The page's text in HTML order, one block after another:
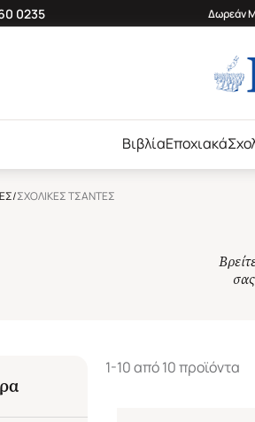
0235 Δωρεάν
ΒιβλίαΕποχιακά
/ΣΧΟΛΙΚΕΣ ΤΣΑΝΤΕΣ
1-10 από 10 προϊόντα